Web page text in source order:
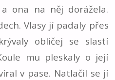
ona na něj dorážela.
Vlasy jí padaly přes
obličej se slastí
mu pleskaly o její
v pase. Natlačil se jí